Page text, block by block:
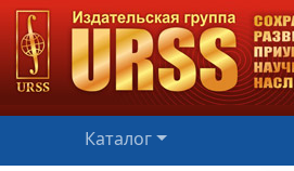
Каталог